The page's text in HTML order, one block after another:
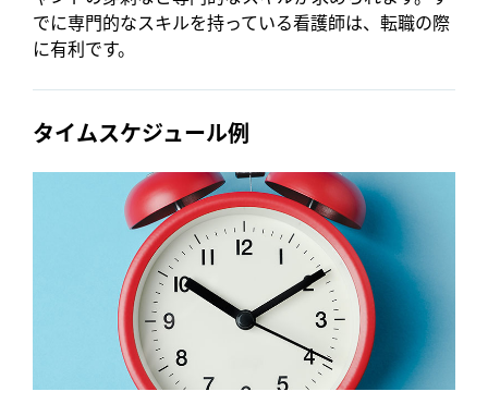
でに専門的なスキルを持っている看護師は、転職の際
に有利です。
タイムスケジュール例